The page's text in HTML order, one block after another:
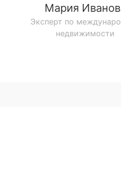
Мария
Эксперт по
недвижимости